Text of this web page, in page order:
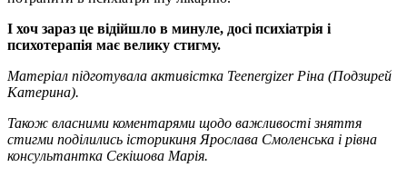
І хоч зараз це відійшло в минуле, досі психіатрія і
психотерапія має велику стигму.
Матеріал підготувала активістка Teenergizer Ріна (Подзирей
Катерина).
Також власними коментарями щодо важливості зняття
стигми поділились історикиня Ярослава Смоленська і рівна
консультантка Секішова Марія.